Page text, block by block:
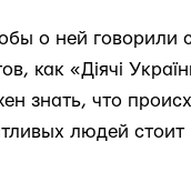
о ней говорили
как «Діячі
знать, что
людей стоит